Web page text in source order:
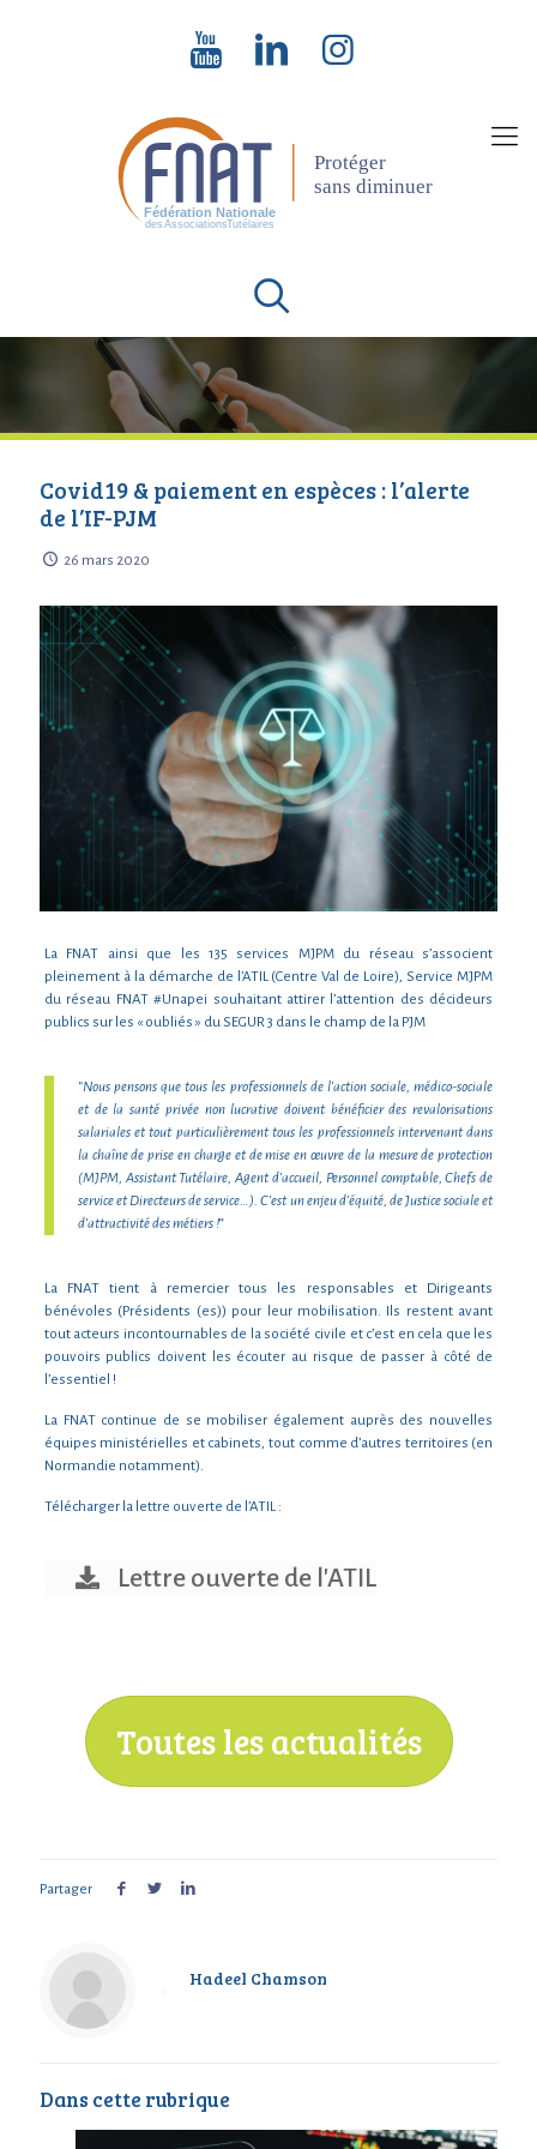
Covid19 & paiement en espèces : l’alerte
de l’IF-PJM
26 mars 2020
La FNAT ainsi que les 135 services MJPM du réseau s’associent
pleinement à la démarche de l’ATIL (Centre Val de Loire), Service MJPM
du réseau FNAT #Unapei souhaitant attirer l’attention des décideurs
publics sur les « oubliés » du SEGUR 3 dans le champ de la PJM
“Nous pensons que tous les professionnels de l’action sociale, médico-sociale
et de la santé privée non lucrative doivent bénéficier des revalorisations
salariales et tout particulièrement tous les professionnels intervenant dans
la chaîne de prise en charge et de mise en œuvre de la mesure de protection
(MJPM, Assistant Tutélaire, Agent d’accueil, Personnel comptable, Chefs de
service et Directeurs de service…). C’est un enjeu d’équité, de Justice sociale et
d’attractivité des métiers !“
La FNAT tient à remercier tous les responsables et Dirigeants
bénévoles (Présidents (es)) pour leur mobilisation. Ils restent avant
tout acteurs incontournables de la société civile et c’est en cela que les
pouvoirs publics doivent les écouter au risque de passer à côté de
l’essentiel !
La FNAT continue de se mobiliser également auprès des nouvelles
équipes ministérielles et cabinets, tout comme d’autres territoires (en
Normandie notamment).
Télécharger la lettre ouverte de l’ATIL :
Lettre ouverte de l'ATIL
Toutes les actualités
Partager
Hadeel Chamson
Dans cette rubrique